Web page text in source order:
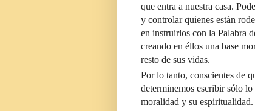
que entra a nuestra casa.
y controlar quienes están
en instruirlos con la Palabra
creando en éllos una base
resto de sus vidas.
Por lo tanto, conscientes de
determinemos escribir sólo
moralidad y su espiritualidad.